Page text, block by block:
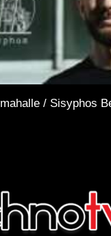
/ Sisyphos